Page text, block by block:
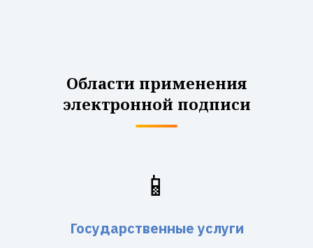
Области применения
электронной подписи
📱
Государственные услуги